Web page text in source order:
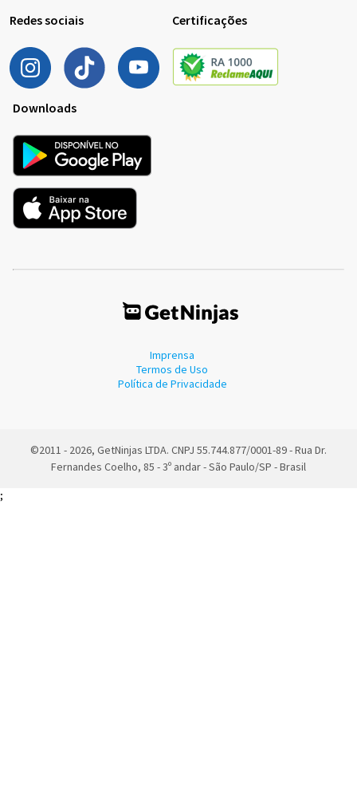
Redes sociais Certificações
Downloads
Imprensa
Termos de Uso
Política de Privacidade
©2011 - 2026, GetNinjas LTDA. CNPJ 55.744.877/0001-89 - Rua Dr.
Fernandes Coelho, 85 - 3º andar - São Paulo/SP - Brasil
;